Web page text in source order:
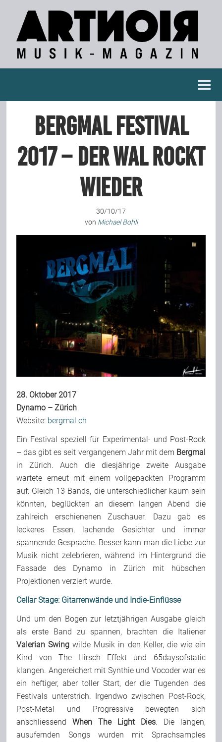
Konzertberichte
Fotoreportagen
Rezensionen
Backstage
Kontakt
Team
Join Us
Support Us
Kalender
Playlisten
Bergmal Festival
2017 – Der Wal rockt
wieder
30/10/17
von Michael Bohli
28. Oktober 2017
Dynamo – Zürich
Website: bergmal.ch
Ein Festival speziell für Experimental- und Post-Rock
– das gibt es seit vergangenem Jahr mit dem Bergmal
in Zürich. Auch die diesjährige zweite Ausgabe
wartete erneut mit einem vollgepackten Programm
auf: Gleich 13 Bands, die unterschiedlicher kaum sein
könnten, beglückten an diesem langen Abend die
zahlreich erschienenen Zuschauer. Dazu gab es
leckeres Essen, lachende Gesichter und immer
spannende Gespräche. Besser kann man die Liebe zur
Musik nicht zelebrieren, während im Hintergrund die
Fassade des Dynamo in Zürich mit hübschen
Projektionen verziert wurde.
Cellar Stage: Gitarrenwände und Indie-Einflüsse
Und um den Bogen zur letztjährigen Ausgabe gleich
als erste Band zu spannen, brachten die Italiener
Valerian Swing wilde Musik in den Keller, die wie ein
Kind von The Hirsch Effekt und 65daysofstatic
klangen. Angereichert mit Synthie und Vocoder war es
ein heftiger, aber toller Start, der die Tugenden des
Festivals unterstrich. Irgendwo zwischen Post-Rock,
Post-Metal und Progressive bewegten sich
anschliessendWhen The Light Dies. Die langen,
ausufernden Songs wurden mit Sprachsamples